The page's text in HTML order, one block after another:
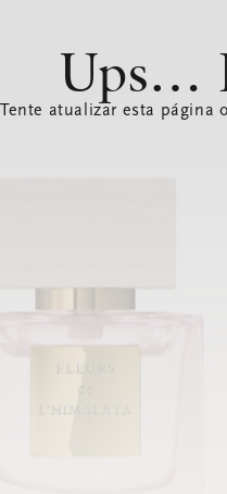
Ups…
Tente atualizar esta página